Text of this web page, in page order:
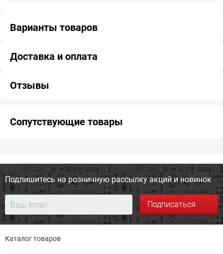
Варианты товаров
Доставка и оплата
Отзывы
Сопутствующие товары
Подпишитесь на розничную рассылку акций и новинок
Подписаться
Каталог товаров